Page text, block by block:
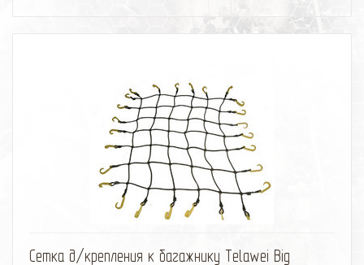
Сетка д/крепления к багажнику Telawei Big